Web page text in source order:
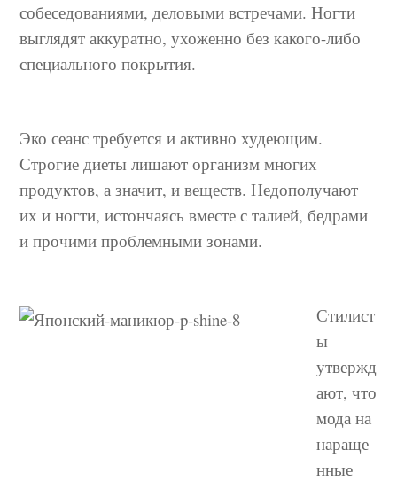
собеседованиями, деловыми встречами. Ногти
выглядят аккуратно, ухоженно без какого-либо
специального покрытия.
Эко сеанс требуется и активно худеющим.
Строгие диеты лишают организм многих
продуктов, а значит, и веществ. Недополучают
их и ногти, истончаясь вместе с талией, бедрами
и прочими проблемными зонами.
Стилист
ы
утвержд
ают, что
мода на
нараще
нные